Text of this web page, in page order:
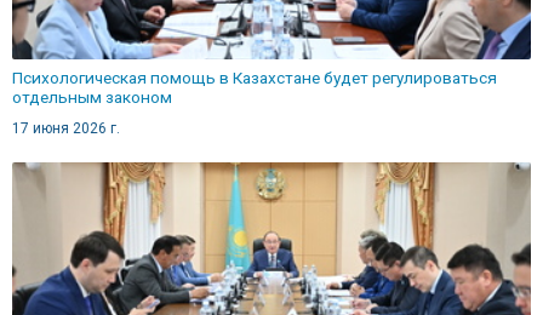
Психологическая помощь в Казахстане будет регулироваться
отдельным законом
17 июня 2026 г.